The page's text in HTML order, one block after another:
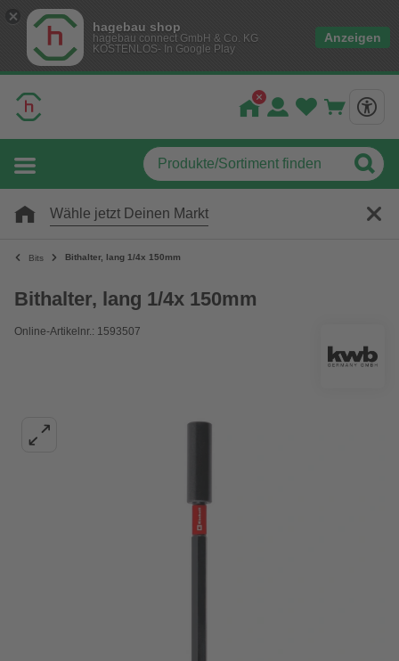
hagebau shop
hagebau connect GmbH & Co. KG
KOSTENLOS- In Google Play
Anzeigen
Wähle jetzt Deinen Markt
Bits Bithalter, lang 1/4x 150mm
Bithalter, lang 1/4x 150mm
Online-Artikelnr.: 1593507